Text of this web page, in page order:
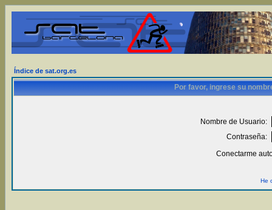
Índice de sat.org.es
Por favor, ingrese su
Nombre de Usuario:
Contraseña:
Conectarme
He